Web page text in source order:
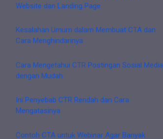
Website dan Landing Page
Kesalahan Umum dalam Membuat CTA dan
Cara Menghindarinya
Cara Mengetahui CTR Postingan Sosial Media
dengan Mudah
Ini Penyebab CTR Rendah dan Cara
Mengatasinya
Contoh CTA untuk Webinar Agar Banyak